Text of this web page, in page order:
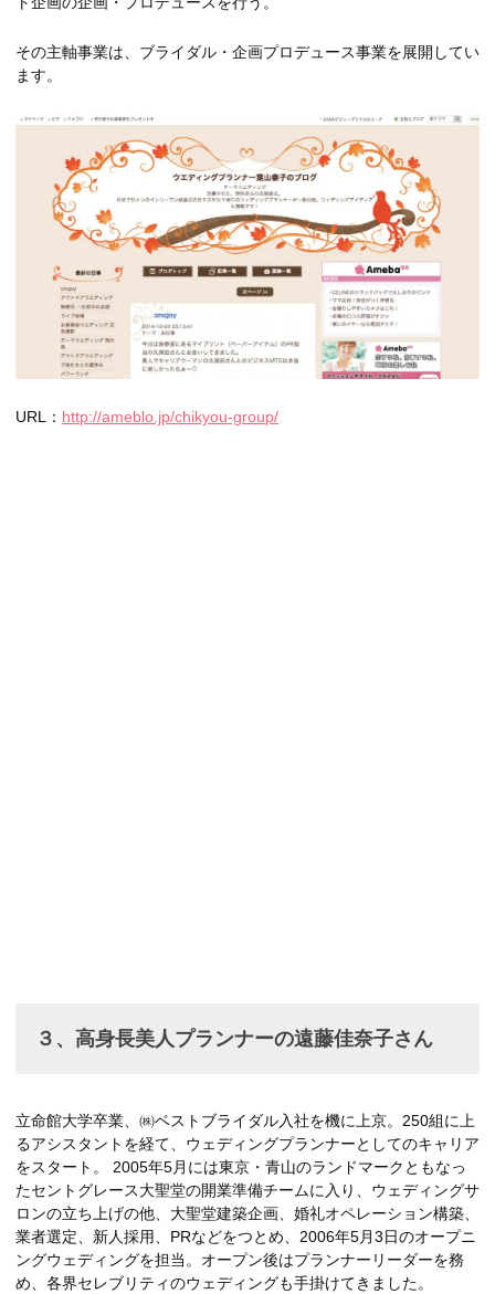
その主軸事業は、ブライダル・企画プロデュース事業を展開してい
ます。
URL： http://ameblo.jp/chikyou-group/
３、高身長美人プランナーの遠藤佳奈子さん
立命館大学卒業、㈱ベストブライダル入社を機に上京。250組に上
るアシスタントを経て、ウェディングプランナーとしてのキャリア
をスタート。 2005年5月には東京・青山のランドマークともなっ
たセントグレース大聖堂の開業準備チームに入り、ウェディングサ
ロンの立ち上げの他、大聖堂建築企画、婚礼オペレーション構築、
業者選定、新人採用、PRなどをつとめ、2006年5月3日のオープニ
ングウェディングを担当。オープン後はプランナーリーダーを務
め、各界セレブリティのウェディングも手掛けてきました。